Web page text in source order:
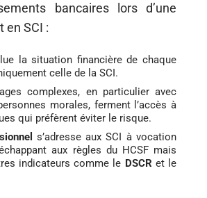
bancaires lors d’une
en SCI :
la situation financière de chaque
celle de la SCI.
complexes, en particulier avec
morales, ferment l’accès à
qui préfèrent éviter le risque.
s’adresse aux SCI à vocation
aux règles du HCSF mais
indicateurs comme le DSCR et le